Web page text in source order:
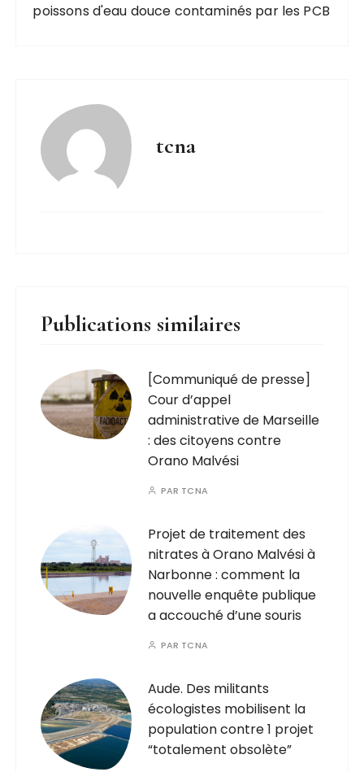
poissons d'eau douce contaminés par les PCB
tcna
Publications similaires
[Communiqué de presse]
Cour d’appel
administrative de Marseille
: des citoyens contre
Orano Malvési
PAR TCNA
Projet de traitement des
nitrates à Orano Malvési à
Narbonne : comment la
nouvelle enquête publique
a accouché d’une souris
PAR TCNA
Aude. Des militants
écologistes mobilisent la
population contre 1 projet
“totalement obsolète”